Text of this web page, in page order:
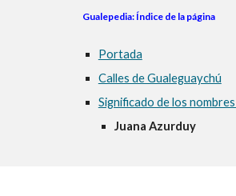
Gualepedia: Índice de la página
Portada
Calles de Gualeguaychú
Significado de los
Juana Azurduy